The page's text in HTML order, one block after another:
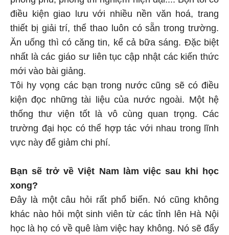
điều kiện giao lưu với nhiều nền văn hoá, trang
thiết bị giải trí, thể thao luôn có sẵn trong trường.
Ăn uống thì có căng tin, kể cả bữa sáng. Đặc biệt
nhất là các giáo sư liên tục cập nhật các kiến thức
mới vào bài giảng.
Tôi hy vọng các bạn trong nước cũng sẽ có điều
kiện đọc những tài liệu của nước ngoài. Một hệ
thống thư viện tốt là vô cùng quan trọng. Các
trường đại học có thể hợp tác với nhau trong lĩnh
vực này để giảm chi phí.
Bạn sẽ trở về Việt Nam làm việc sau khi học
xong?
Đây là một câu hỏi rất phổ biến. Nó cũng không
khác nào hỏi một sinh viên từ các tỉnh lên Hà Nội
học là họ có về quê làm việc hay không. Nó sẽ đẩy